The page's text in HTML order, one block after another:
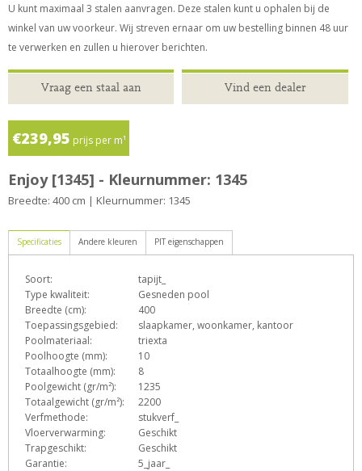
U kunt maximaal 3 stalen aanvragen. Deze stalen kunt u ophalen bij de
winkel van uw voorkeur. Wij streven ernaar om uw bestelling binnen 48 uur
te verwerken en zullen u hierover berichten.
Vraag een staal aan Vind een dealer
€239,95 prijs per m¹
Enjoy [1345] - Kleurnummer: 1345
Breedte: 400 cm | Kleurnummer: 1345
Specificaties
Soort:
tapijt_
Type kwaliteit:
Gesneden pool
Breedte (cm):
400
Toepassingsgebied:
slaapkamer, woonkamer, kantoor
Poolmateriaal:
triexta
Poolhoogte (mm):
10
Totaalhoogte (mm):
8
Poolgewicht (gr/m²):
1235
Totaalgewicht (gr/m²):
2200
Verfmethode:
stukverf_
Vloerverwarming:
Geschikt
Trapgeschikt:
Geschikt
Garantie:
5_jaar_
Andere kleuren PIT eigenschappen
D Ee h
TZ